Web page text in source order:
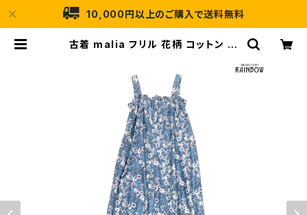
10,000円以上のご購入で送料無料
古着 malia フリル 花柄 コットン ロ
レー (otu2504273) | 古着屋RAI
NBOW